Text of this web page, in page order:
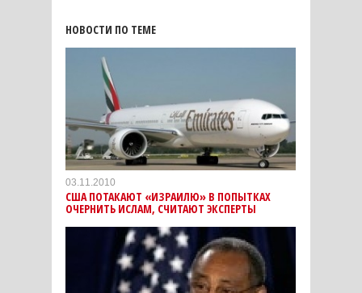
НОВОСТИ ПО ТЕМЕ
03.11.2010
США ПОТАКАЮТ «ИЗРАИЛЮ» В ПОПЫТКАХ
ОЧЕРНИТЬ ИСЛАМ, СЧИТАЮТ ЭКСПЕРТЫ